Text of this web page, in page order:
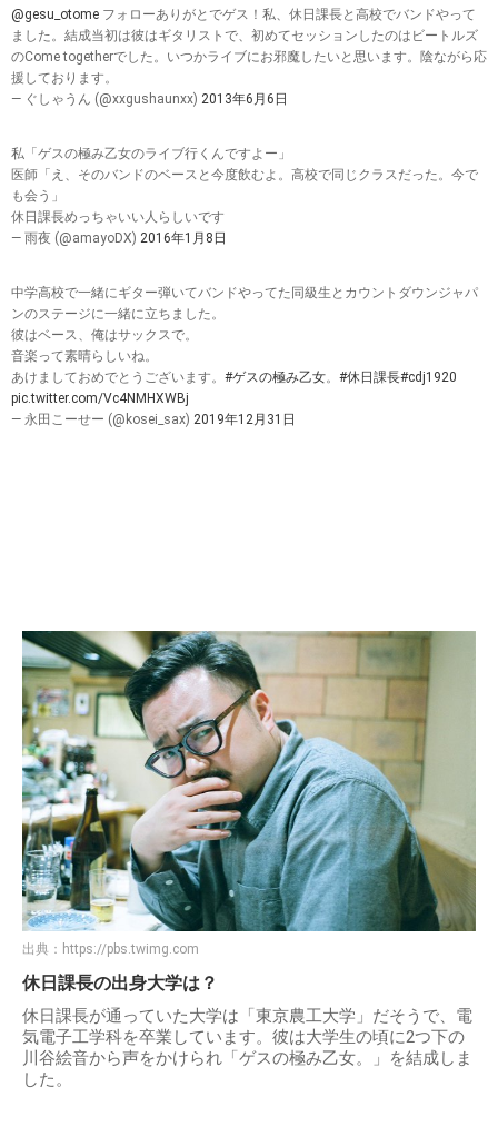
@gesu_otome フォローありがとでゲス！私、休日課長と高校でバンドやって
ました。結成当初は彼はギタリストで、初めてセッションしたのはビートルズ
のCome togetherでした。いつかライブにお邪魔したいと思います。陰ながら応
援しております。
— ぐしゃうん (@xxgushaunxx) 2013年6月6日
私「ゲスの極み乙女のライブ行くんですよー」
医師「え、そのバンドのベースと今度飲むよ。高校で同じクラスだった。今で
も会う」
休日課長めっちゃいい人らしいです
— 雨夜 (@amayoDX) 2016年1月8日
中学高校で一緒にギター弾いてバンドやってた同級生とカウントダウンジャパ
ンのステージに一緒に立ちました。
彼はベース、俺はサックスで。
音楽って素晴らしいね。
あけましておめでとうございます。 #ゲスの極み乙女。 #休日課長#cdj1920
pic.twitter.com/Vc4NMHXWBj
— 永田こーせー (@kosei_sax) 2019年12月31日
出典： https://pbs.twimg.com
休日課長の出身大学は？
休日課長が通っていた大学は「東京農工大学」だそうで、電
気電子工学科を卒業しています。彼は大学生の頃に2つ下の
川谷絵音から声をかけられ「ゲスの極み乙女。」を結成しま
した。